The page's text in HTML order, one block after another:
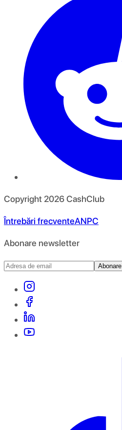
Copyright 2026CashClub
Întrebări frecventeANPC
Abonare newsletter
Abonare